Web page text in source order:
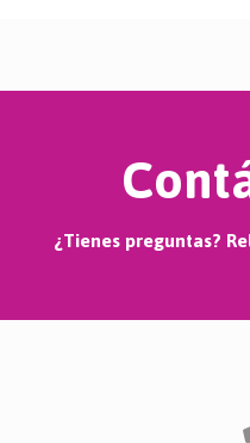
¿Tienes preguntas?